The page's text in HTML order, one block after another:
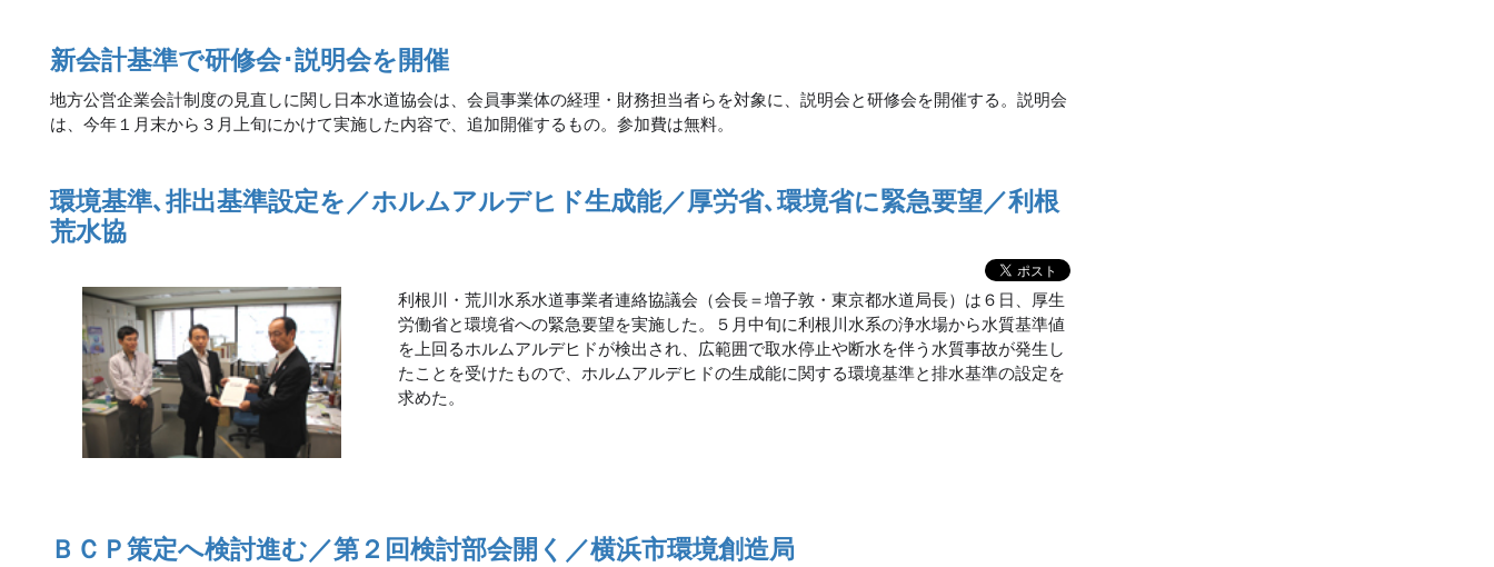
新会計基準で研修会･説明会を開催
地方公営企業会計制度の見直しに関し日本水道協会は、会員事業体の経理・財務担当者らを対象に、説明会と研修会を開催する。説明会
は、今年１月末から３月上旬にかけて実施した内容で、追加開催するもの。参加費は無料。
環境基準､排出基準設定を／ホルムアルデヒド生成能／厚労省､環境省に緊急要望／利根
荒水協
利根川・荒川水系水道事業者連絡協議会（会長＝増子敦・東京都水道局長）は６日、厚生
労働省と環境省への緊急要望を実施した。５月中旬に利根川水系の浄水場から水質基準値
を上回るホルムアルデヒドが検出され、広範囲で取水停止や断水を伴う水質事故が発生し
たことを受けたもので、ホルムアルデヒドの生成能に関する環境基準と排水基準の設定を
求めた。
ＢＣＰ策定へ検討進む／第２回検討部会開く／横浜市環境創造局